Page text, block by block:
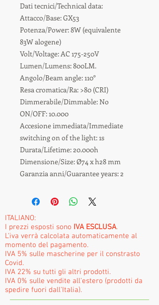
Dati tecnici/Technical data:
Attacco/Base: GX53
Potenza/Power: 8W (equivalente
83W alogene)
Volt/Voltage: AC 175-250V
Lumen/Lumens: 800LM.
Angolo/Beam angle: 110°
Resa cromatica/Ra: >80 (CRI)
Dimmerabile/Dimmable: No
ON/OFF: 10.000
Accesione immediata/Immediate
switching on of the light: 1s
Durata/Lifetime: 20.000h
Dimensione/Size: Ø74 x h28 mm
Garanzia anni/Guarantee years: 2
ITALIANO:
I prezzi esposti sono IVA ESCLUSA.
L'iva verrà calcolata automaticamente al
momento del pagamento.
IVA 5% sulle mascherine per il constrasto
Covid.
IVA 22% su tutti gli altri prodotti.
IVA 0% sulle vendite all'estero (prodotti da
spedire fuori dall'Italia).